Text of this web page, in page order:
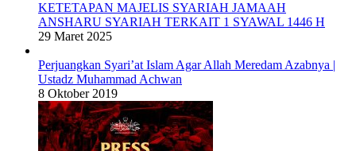
KETETAPAN MAJELIS SYARIAH JAMAAH
ANSHARU SYARIAH TERKAIT 1 SYAWAL 1446 H
29 Maret 2025
Perjuangkan Syari’at Islam Agar Allah Meredam Azabnya |
Ustadz Muhammad Achwan
8 Oktober 2019